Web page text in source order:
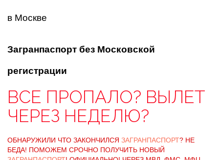
в Москве
Загранпаспорт без Московской
регистрации
ВСЕ ПРОПАЛО? ВЫЛЕТ
ЧЕРЕЗ НЕДЕЛЮ?
ОБНАРУЖИЛИ ЧТО ЗАКОНЧИЛСЯ ЗАГРАНПАСПОРТ? НЕ
БЕДА! ПОМОЖЕМ СРОЧНО ПОЛУЧИТЬ НОВЫЙ